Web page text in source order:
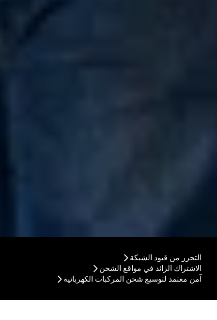
التحرر من قيود الشبكة
الاشتراك الزائد في مواقع الشحن
آمن معتمد لتوسيع شحن المركبات الكهربائية